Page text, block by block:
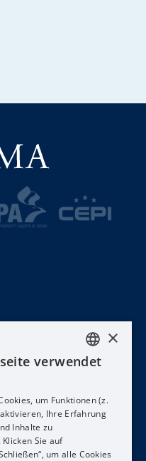
ENGLISH
DEUTSCH
NEDERLANDS
×
verwendet
um Funktionen (z.
Ihre Erfahrung
Inhalte zu
Sie auf
um alle Cookies